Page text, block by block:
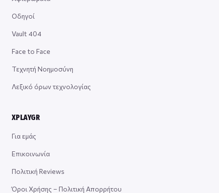
Οδηγοί
Vault 404
Face to Face
Τεχνητή Νοημοσύνη
Λεξικό όρων τεχνολογίας
XPLAYGR
Για εμάς
Επικοινωνία
Πολιτική Reviews
Όροι Χρήσης – Πολιτική Απορρήτου